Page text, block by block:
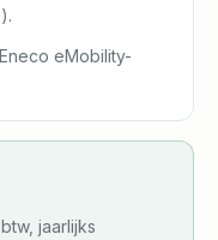
eMobility-
jaarlijks